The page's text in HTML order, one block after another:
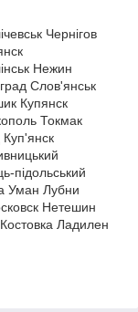
Чернігов
Нежин
Слов'янськ
Купянск
Токмак
Куп'янск
підольський
Уман Лубни
Нетешин
Ладилен